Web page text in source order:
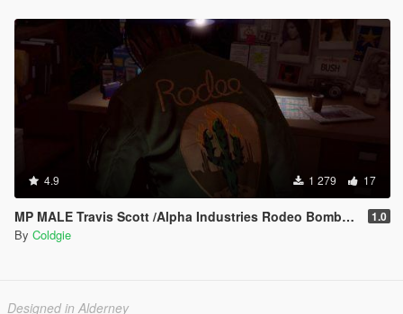
4.9 1 279 17
MP MALE Travis Scott /Alpha Industries Rodeo Bomber Jacket 1.0
By Coldgie
Designed in Alderney